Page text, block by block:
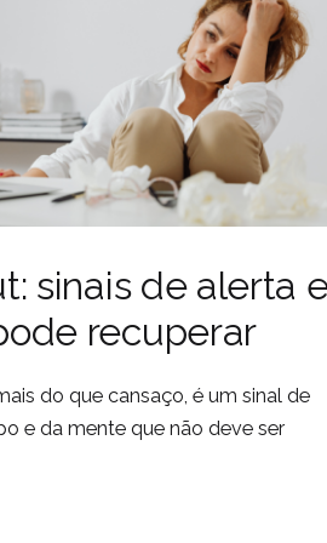
sinais de alerta
recuperar
do que cansaço, é um sinal de
e da mente que não deve ser